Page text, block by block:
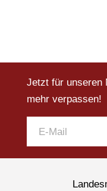
Jetzt für unseren
mehr verpassen!